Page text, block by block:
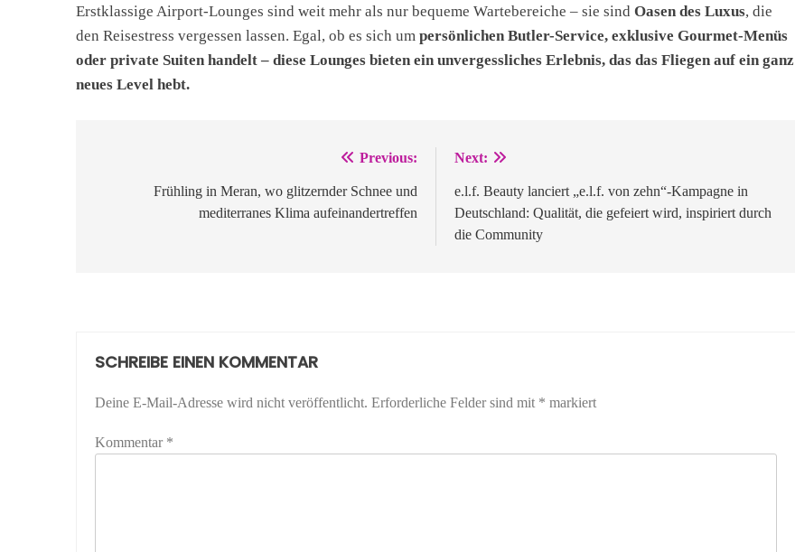
Erstklassige Airport-Lounges sind weit mehr als nur bequeme Wartebereiche – sie sind Oasen des Luxus, die
den Reisestress vergessen lassen. Egal, ob es sich um persönlichen Butler-Service, exklusive Gourmet-Menüs
oder private Suiten handelt – diese Lounges bieten ein unvergessliches Erlebnis, das das Fliegen auf ein ganz
neues Level hebt.
Previous:
Frühling in Meran, wo glitzernder Schnee und
mediterranes Klima aufeinandertreffen
Next:
e.l.f. Beauty lanciert „e.l.f. von zehn“-Kampagne in
Deutschland: Qualität, die gefeiert wird, inspiriert durch
die Community
SCHREIBE EINEN KOMMENTAR
Deine E-Mail-Adresse wird nicht veröffentlicht. Erforderliche Felder sind mit * markiert
Kommentar *